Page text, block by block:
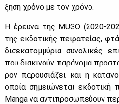
ξη­ση χρό­νο με τον χρό­νο.
Η έρευ­να της MUSO (2020-
της εκ­δο­τι­κής πει­ρα­τεί­ας,
δι­σε­κα­τομ­μύ­ρια συ­νο­λι­κές
που δια­κι­νούν πα­ρά­νο­μα
ρον πα­ρου­σιά­ζει και η
οποία ση­μειώ­νε­ται εκ­δο­τι­κή
Manga να αντι­προ­σω­πεύ­ουν